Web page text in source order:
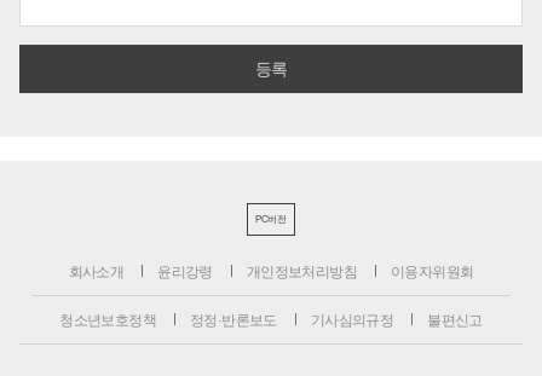
PC버전
회사소개 윤리강령 개인정보처리방침 이용자위원회
청소년보호정책 정정·반론보도 기사심의규정 불편신고